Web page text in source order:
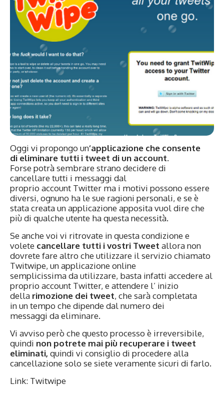
Oggi vi propongo un‘applicazione che consente
di eliminare tutti i tweet di un account.
Forse potrà sembrare strano decidere di
cancellare tutti i messaggi dal
proprio account Twitter ma i motivi possono essere
diversi, ognuno ha le sue ragioni personali, e se è
stata creata un applicazione apposita vuol dire che
più di qualche utente ha questa necessità.
Se anche voi vi ritrovate in questa condizione e
volete cancellare tutti i vostri Tweet allora non
dovrete fare altro che utilizzare il servizio chiamato
Twitwipe, un applicazione online
semplicissima da utilizzare, basta infatti accedere al
proprio account Twitter, e attendere l’ inizio
della rimozione dei tweet, che sarà completata
in un tempo che dipende dal numero dei
messaggi da eliminare.
Vi avviso però che questo processo è irreversibile,
quindi non potrete mai più recuperare i tweet
eliminati, quindi vi consiglio di procedere alla
cancellazione solo se siete veramente sicuri di farlo.
Link: Twitwipe